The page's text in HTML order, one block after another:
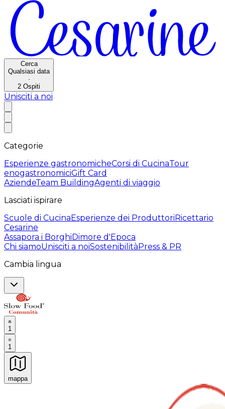
Cerca
Qualsiasi data
·
2 Ospiti
Unisciti a noi
Categorie
Esperienze gastronomicheCorsi di CucinaTour
enogastronomiciGift Card
AziendeTeam BuildingAgenti di viaggio
Lasciati ispirare
Scuole di CucinaEsperienze dei ProduttoriRicettario
Cesarine
Assapora i BorghiDimore d'Epoca
Chi siamoUnisciti a noiSostenibilitàPress & PR
Cambia lingua
1
1
mappa
Esperienze culinarie indimenticabili: Esperienze